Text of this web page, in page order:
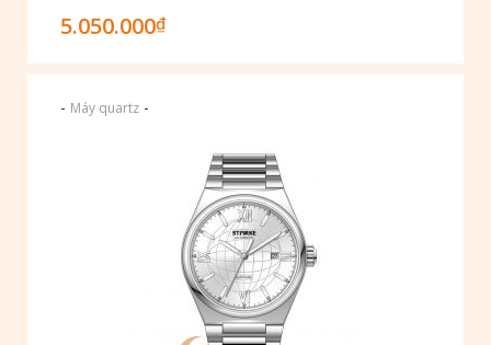
5.050.000₫
- Máy quartz -